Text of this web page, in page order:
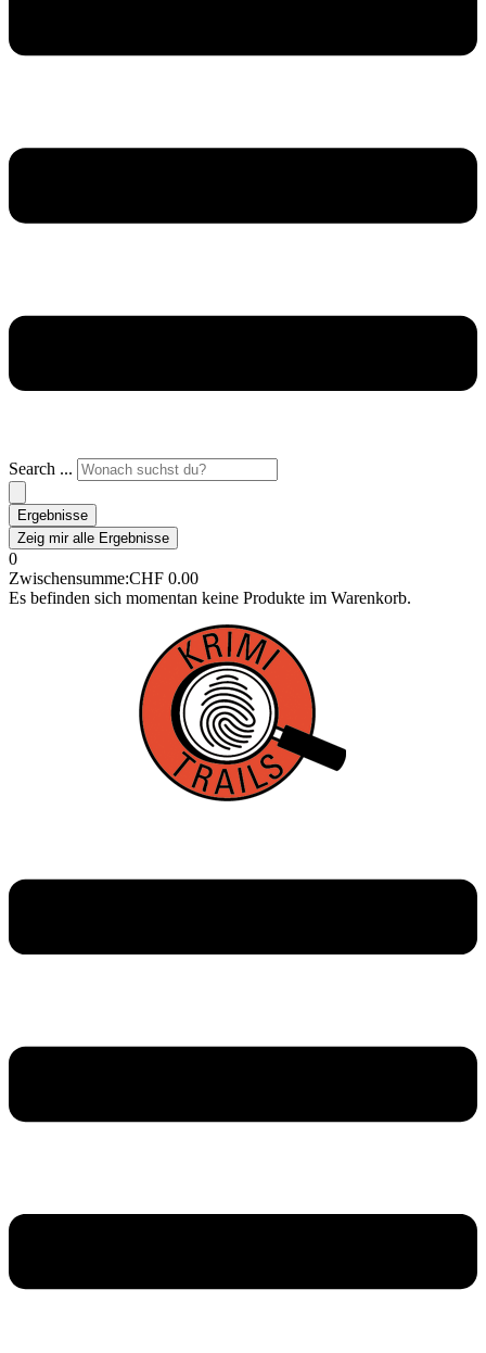
Search ...
Ergebnisse
Zeig mir alle Ergebnisse
0
Zwischensumme:CHF 0.00
Es befinden sich momentan keine Produkte im Warenkorb.